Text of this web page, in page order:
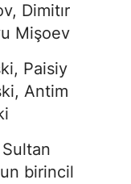
Dimitır
Mişoev
Paisiy
Antim
birincil